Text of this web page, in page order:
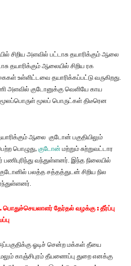
சிறிய அளவில் பட்டாசு தயாரிக்கும் ஆலை
தயாரிக்கும் ஆலையில் சிறிய ரக
உள்ளிட்டவை தயாரிக்கப்பட்டு வருகிறது.
அளவில் குடோனுக்கு வெளியே காய
மூலப் பொருட்கள் திடீரென
ஆலை குடோன் பகுதியிலும்
பொழுது, குடோன் மற்றும் சுற்றுவட்டார
வந்துள்ளனர். இந்த நிலையில்
குடோனில் பலத்த சத்தத்துடன் சிறிய நில
பொதுச்செயலாளர் தேர்தல் வழக்கு : தீர்ப்பு
ஓடிச் சென்ற மக்கள் தீயை
காஞ்சிபுரம் தீயணைப்பு துறை எனக்கு